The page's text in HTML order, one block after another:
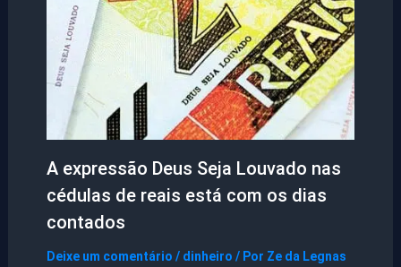
A expressão Deus Seja Louvado nas
cédulas de reais está com os dias
contados
Deixe um comentário / dinheiro / Por Ze da Legnas